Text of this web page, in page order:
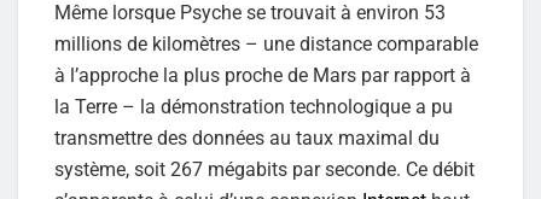
Même lorsque Psyche se trouvait à environ 53
millions de kilomètres – une distance comparable
à l’approche la plus proche de Mars par rapport à
la Terre – la démonstration technologique a pu
transmettre des données au taux maximal du
système, soit 267 mégabits par seconde. Ce débit